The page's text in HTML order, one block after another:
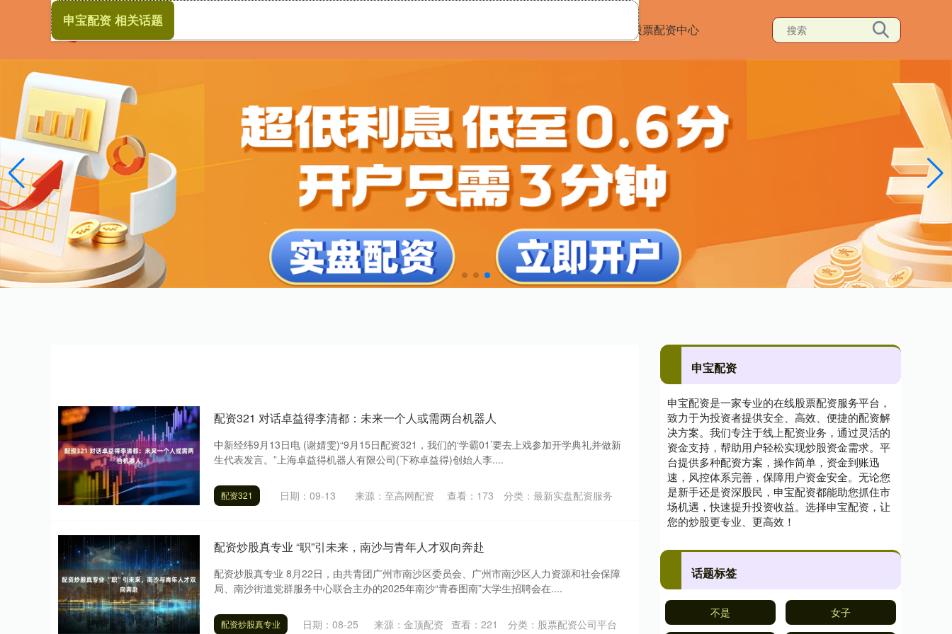
股票配资中心
申宝配资 相关话题
配资321 对话卓益得李清都：未来一个人或需两台机器人
中新经纬9月13日电 (谢婧雯)“9月15日配资321，我们的‘学霸01’要去上戏参加开学典礼并做新
生代表发言。”上海卓益得机器人有限公司(下称卓益得)创始人李....
配资321 日期：09-13 来源：至高网配资 查看： 173 分类： 最新实盘配资服务
配资炒股真专业 “职”引未来，南沙与青年人才双向奔赴
配资炒股真专业 8月22日，由共青团广州市南沙区委员会、广州市南沙区人力资源和社会保障
局、南沙街道党群服务中心联合主办的2025年南沙“青春图南”大学生招聘会在....
配资炒股真专业 日期：08-25 来源：金顶配资 查看： 221 分类： 股票配资公司平台
申宝配资
申宝配资是一家专业的在线股票配资服务平台，
致力于为投资者提供安全、高效、便捷的配资解
决方案。我们专注于线上配资业务，通过灵活的
资金支持，帮助用户轻松实现炒股资金需求。平
台提供多种配资方案，操作简单，资金到账迅
速，风控体系完善，保障用户资金安全。无论您
是新手还是资深股民，申宝配资都能助您抓住市
场机遇，快速提升投资收益。选择申宝配资，让
您的炒股更专业、更高效！
话题标签
不是 女子